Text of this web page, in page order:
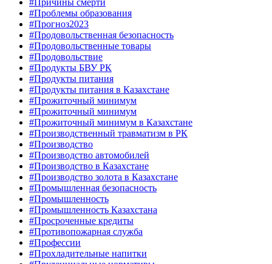
#Причины смерти
#Проблемы образования
#Прогноз2023
#Продовольственная безопасность
#Продовольственные товары
#Продовольствие
#Продукты БВУ РК
#Продукты питания
#Продукты питания в Казахстане
#Прожиточный минимум
#Прожиточный минимум
#Прожиточный минимум в Казахстане
#Производственный травматизм в РК
#Производство
#Производство автомобилей
#Производство в Казахстане
#Производство золота в Казахстане
#Промышленная безопасность
#Промышленность
#Промышленность Казахстана
#Просроченные кредиты
#Противопожарная служба
#Профессии
#Прохладительные напитки